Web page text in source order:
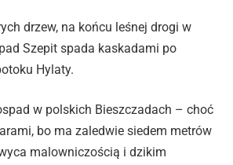
drzew, na końcu leśnej drogi w
Szepit spada kaskadami po
Hylaty.
w polskich Bieszczadach – choć
bo ma zaledwie siedem metrów
malowniczością i dzikim